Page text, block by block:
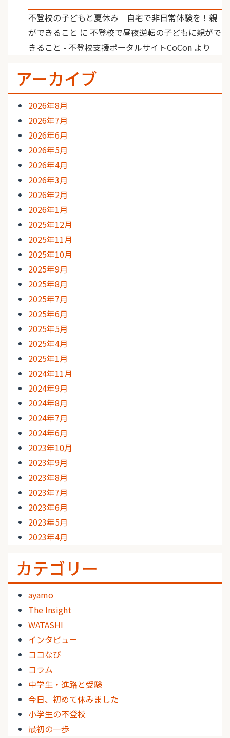
不登校の子どもと夏休み｜自宅で非日常体験を！親
ができること に 不登校で昼夜逆転の子どもに親がで
きること - 不登校支援ポータルサイトCoCon より
アーカイブ
2026年8月
2026年7月
2026年6月
2026年5月
2026年4月
2026年3月
2026年2月
2026年1月
2025年12月
2025年11月
2025年10月
2025年9月
2025年8月
2025年7月
2025年6月
2025年5月
2025年4月
2025年1月
2024年11月
2024年9月
2024年8月
2024年7月
2024年6月
2023年10月
2023年9月
2023年8月
2023年7月
2023年6月
2023年5月
2023年4月
カテゴリー
ayamo
The Insight
WATASHI
インタビュー
ココなび
コラム
中学生・進路と受験
今日、初めて休みました
小学生の不登校
最初の一歩